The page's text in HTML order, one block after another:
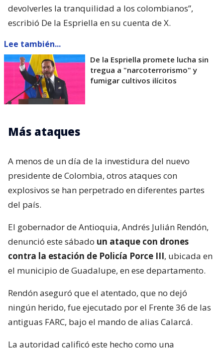
devolverles la tranquilidad a los colombianos”,
escribió De la Espriella en su cuenta de X.
Lee también...
De la Espriella promete lucha sin
tregua a "narcoterrorismo" y
fumigar cultivos ilícitos
Más ataques
A menos de un día de la investidura del nuevo
presidente de Colombia, otros ataques con
explosivos se han perpetrado en diferentes partes
del país.
El gobernador de Antioquia, Andrés Julián Rendón,
denunció este sábado un ataque con drones
contra la estación de Policía Porce III, ubicada en
el municipio de Guadalupe, en ese departamento.
Rendón aseguró que el atentado, que no dejó
ningún herido, fue ejecutado por el Frente 36 de las
antiguas FARC, bajo el mando de alias Calarcá.
La autoridad calificó este hecho como una